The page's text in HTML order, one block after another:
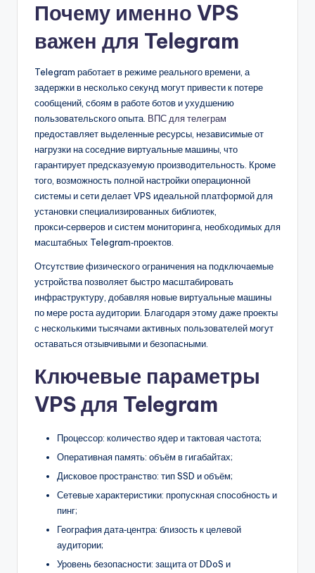
Почему именно VPS
важен для Telegram
Telegram работает в режиме реального времени, а
задержки в несколько секунд могут привести к потере
сообщений, сбоям в работе ботов и ухудшению
пользовательского опыта. ВПС для телеграм
предоставляет выделенные ресурсы, независимые от
нагрузки на соседние виртуальные машины, что
гарантирует предсказуемую производительность. Кроме
того, возможность полной настройки операционной
системы и сети делает VPS идеальной платформой для
установки специализированных библиотек,
прокси‑серверов и систем мониторинга, необходимых для
масштабных Telegram‑проектов.
Отсутствие физического ограничения на подключаемые
устройства позволяет быстро масштабировать
инфраструктуру, добавляя новые виртуальные машины
по мере роста аудитории. Благодаря этому даже проекты
с несколькими тысячами активных пользователей могут
оставаться отзывчивыми и безопасными.
Ключевые параметры
VPS для Telegram
Процессор: количество ядер и тактовая частота;
Оперативная память: объём в гигабайтах;
Дисковое пространство: тип SSD и объём;
Сетевые характеристики: пропускная способность и
пинг;
География дата‑центра: близость к целевой
аудитории;
Уровень безопасности: защита от DDoS и